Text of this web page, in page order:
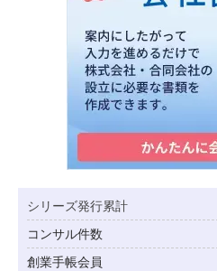
シリーズ発行累計
コンサル件数
創業手帳会員